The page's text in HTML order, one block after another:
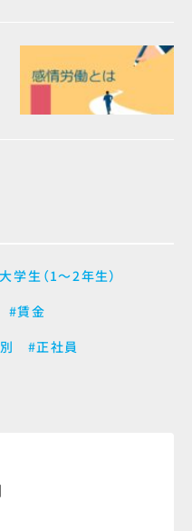
学生（1～2年生）
#賃金
#正社員